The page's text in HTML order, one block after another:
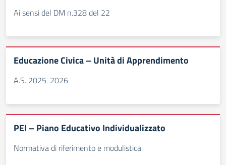
Ai sensi del DM n.328 del 22
Educazione Civica – Unità di Apprendimento
A.S. 2025-2026
PEI – Piano Educativo Individualizzato
Normativa di riferimento e modulistica